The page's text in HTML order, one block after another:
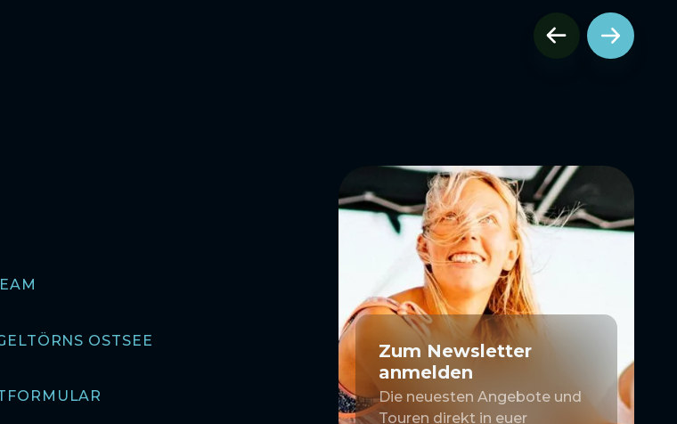
OSTSEE
Zum Newsletter
anmelden
Die neuesten Angebote und
Touren direkt in euer